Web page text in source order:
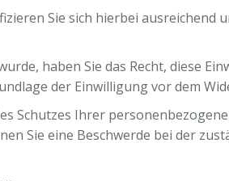
Sie sich hierbei
haben Sie das Recht, diese
der Einwilligung vor dem
Schutzes Ihrer
Sie eine Beschwerde bei der